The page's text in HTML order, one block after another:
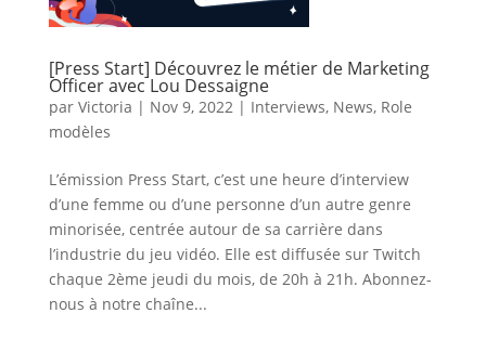
[Press Start] Découvrez le métier de Marketing
Officer avec Lou Dessaigne
par Victoria | Nov 9, 2022| Interviews, News, Role
modèles
L’émission Press Start, c’est une heure d’interview
d’une femme ou d’une personne d’un autre genre
minorisée, centrée autour de sa carrière dans
l’industrie du jeu vidéo. Elle est diffusée sur Twitch
chaque 2ème jeudi du mois, de 20h à 21h. Abonnez-
nous à notre chaîne...